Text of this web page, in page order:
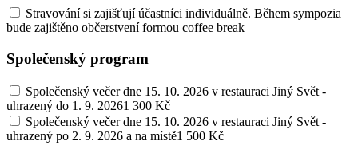
Stravování si zajišťují účastníci individuálně. Během sympozia
bude zajištěno občerstvení formou coffee break
Společenský program
Společenský večer dne 15. 10. 2026 v restauraci Jiný Svět -
uhrazený do 1. 9. 20261 300 Kč
Společenský večer dne 15. 10. 2026 v restauraci Jiný Svět -
uhrazený po 2. 9. 2026 a na místě1 500 Kč